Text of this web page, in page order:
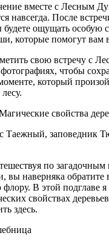
вместе с Лесным
навсегда. После
ощущать особую
которые помогут вам
свою встречу с
чтобы
который
свойства
Таежный, заповедник
по загадочным
вы наверняка обратите
В этой подглаве я
свойствах
здесь.